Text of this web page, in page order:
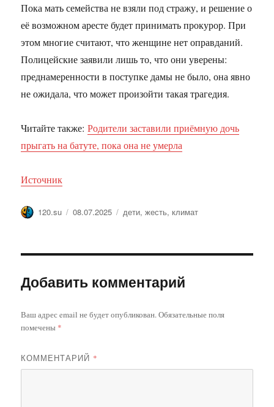
Пока мать семейства не взяли под стражу, и решение о
её возможном аресте будет принимать прокурор. При
этом многие считают, что женщине нет оправданий.
Полицейские заявили лишь то, что они уверены:
преднамеренности в поступке дамы не было, она явно
не ожидала, что может произойти такая трагедия.
Читайте также:Родители заставили приёмную дочь
прыгать на батуте, пока она не умерла
Источник
Автор
120.su Опубликовано
08.07.2025 Метки
дети,жесть, климат
Добавить комментарий
Ваш адрес email не будет опубликован.Обязательные поля
помечены *
КОММЕНТАРИЙ *